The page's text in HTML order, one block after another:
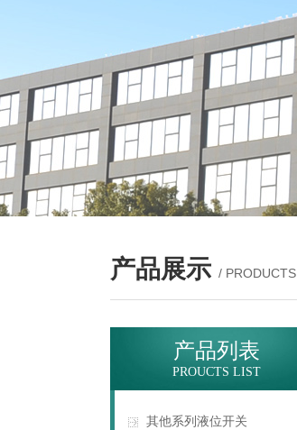
产品展示 / PRODUCTS
产品列表
PROUCTS LIST
其他系列液位开关